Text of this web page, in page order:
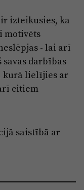
izteikusies, ka
motivēts
- lai arī
darbības
kurā lielījies ar
citiem
saistībā ar